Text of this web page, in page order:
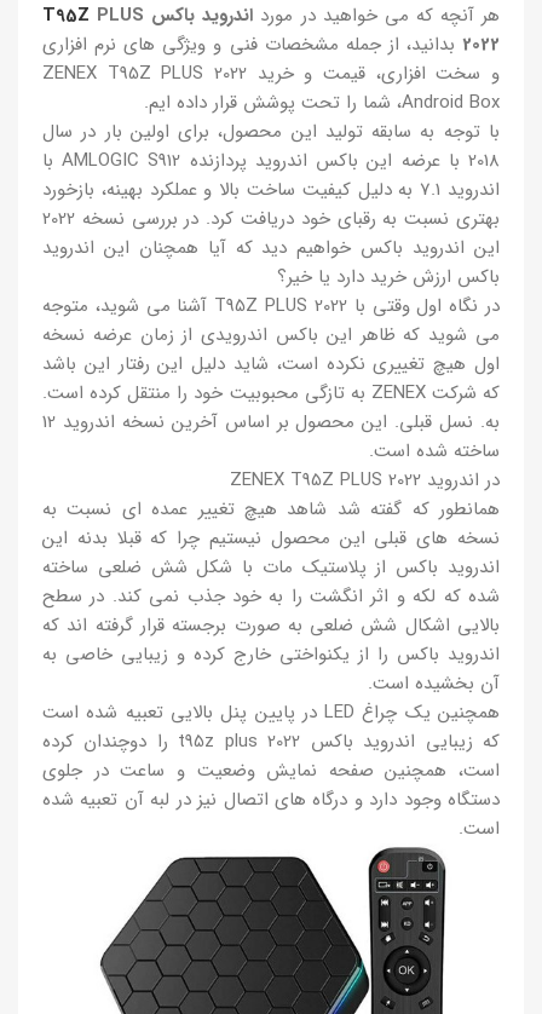
هر آنچه که می خواهید در مورد اندروید باکس T95Z PLUS
2022 بدانید، از جمله مشخصات فنی و ویژگی های نرم افزاری
و سخت افزاری، قیمت و خرید ZENEX T95Z PLUS 2022
Android Box، شما را تحت پوشش قرار داده ایم.
با توجه به سابقه تولید این محصول، برای اولین بار در سال
2018 با عرضه این باکس اندروید پردازنده AMLOGIC S912 با
اندروید 7.1 به دلیل کیفیت ساخت بالا و عملکرد بهینه، بازخورد
بهتری نسبت به رقبای خود دریافت کرد. در بررسی نسخه 2022
این اندروید باکس خواهیم دید که آیا همچنان این اندروید
باکس ارزش خرید دارد یا خیر؟
در نگاه اول وقتی با T95Z PLUS 2022 آشنا می شوید، متوجه
می شوید که ظاهر این باکس اندرویدی از زمان عرضه نسخه
اول هیچ تغییری نکرده است، شاید دلیل این رفتار این باشد
که شرکت ZENEX به تازگی محبوبیت خود را منتقل کرده است.
به. نسل قبلی. این محصول بر اساس آخرین نسخه اندروید 12
ساخته شده است.
در اندروید ZENEX T95Z PLUS 2022
همانطور که گفته شد شاهد هیچ تغییر عمده ای نسبت به
نسخه های قبلی این محصول نیستیم چرا که قبلا بدنه این
اندروید باکس از پلاستیک مات با شکل شش ضلعی ساخته
شده که لکه و اثر انگشت را به خود جذب نمی کند. در سطح
بالایی اشکال شش ضلعی به صورت برجسته قرار گرفته اند که
اندروید باکس را از یکنواختی خارج کرده و زیبایی خاصی به
آن بخشیده است.
همچنین یک چراغ LED در پایین پنل بالایی تعبیه شده است
که زیبایی اندروید باکس t95z plus 2022 را دوچندان کرده
است، همچنین صفحه نمایش وضعیت و ساعت در جلوی
دستگاه وجود دارد و درگاه های اتصال نیز در لبه آن تعبیه شده
است.